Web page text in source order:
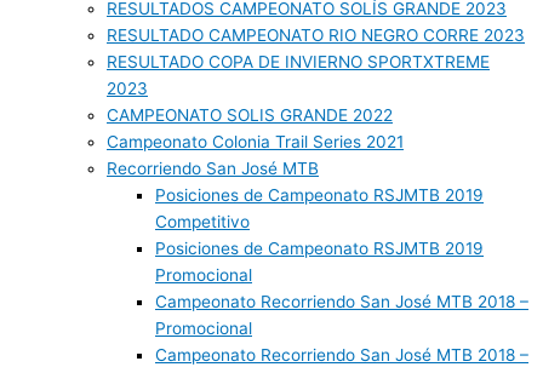
RESULTADOS CAMPEONATO SOLÍS GRANDE 2023
RESULTADO CAMPEONATO RIO NEGRO CORRE 2023
RESULTADO COPA DE INVIERNO SPORTXTREME
2023
CAMPEONATO SOLIS GRANDE 2022
Campeonato Colonia Trail Series 2021
Recorriendo San José MTB
Posiciones de Campeonato RSJMTB 2019
Competitivo
Posiciones de Campeonato RSJMTB 2019
Promocional
Campeonato Recorriendo San José MTB 2018 –
Promocional
Campeonato Recorriendo San José MTB 2018 –